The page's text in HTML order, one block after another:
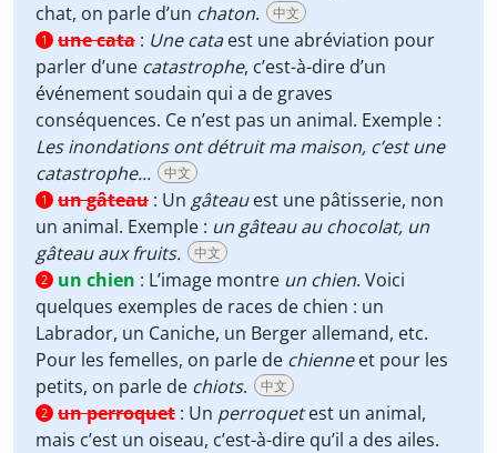
chat, on parle d’un chaton. 中文
1 une cata : Une cataest une abréviation pour
parler d’une catastrophe, c’est-à-dire d’un
événement soudain qui a de graves
conséquences. Ce n’est pas un animal. Exemple :
Les inondations ont détruit ma maison, c’est une
catastrophe...
中文
1 un gâteau : Un gâteauest une pâtisserie, non
un animal. Exemple : un gâteau au chocolat, un
gâteau aux fruits.
中文
2 un chien : L’image montre un chien. Voici
quelques exemples de races de chien : un
Labrador, un Caniche, un Berger allemand, etc.
Pour les femelles, on parle de chienneet pour les
petits, on parle de chiots. 中文
2 un perroquet : Un perroquetest un animal,
mais c’est un oiseau, c’est-à-dire qu’il a des ailes.